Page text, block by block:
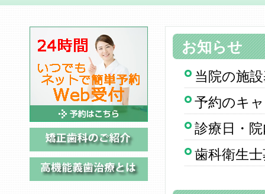
お知らせ
当院の施
予約のキ
診療日・
歯科衛生